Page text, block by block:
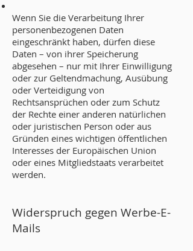
Wenn Sie die Verarbeitung Ihrer
personenbezogenen Daten
eingeschränkt haben, dürfen diese
Daten – von ihrer Speicherung
abgesehen – nur mit Ihrer Einwilligung
oder zur Geltendmachung, Ausübung
oder Verteidigung von
Rechtsansprüchen oder zum Schutz
der Rechte einer anderen natürlichen
oder juristischen Person oder aus
Gründen eines wichtigen öffentlichen
Interesses der Europäischen Union
oder eines Mitgliedstaats verarbeitet
werden.
Widerspruch gegen Werbe-E-
Mails